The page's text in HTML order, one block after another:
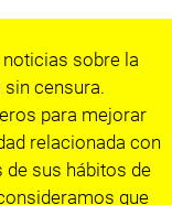
sobre la
censura.
para mejorar
relacionada con
sus hábitos de
que